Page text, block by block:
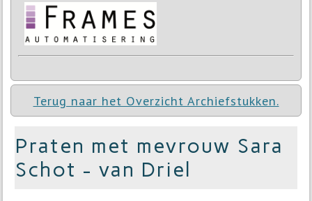
Terug naar het Overzicht Archiefstukken.
Praten met mevrouw Sara
Schot - van Driel